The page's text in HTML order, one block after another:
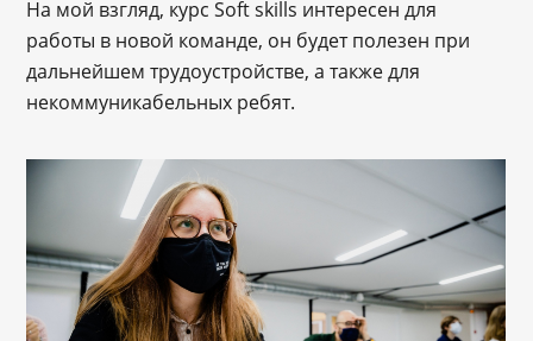
На мой взгляд, курс Soft skills интересен для
работы в новой команде, он будет полезен при
дальнейшем трудоустройстве, а также для
некоммуникабельных ребят.